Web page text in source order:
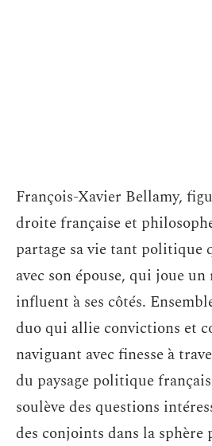
François-Xavier Bellamy,
droite française et
partage sa vie tant politique
avec son épouse, qui joue
influent à ses côtés.
duo qui allie convictions et
naviguant avec finesse à
du paysage politique
soulève des questions
des conjoints dans la